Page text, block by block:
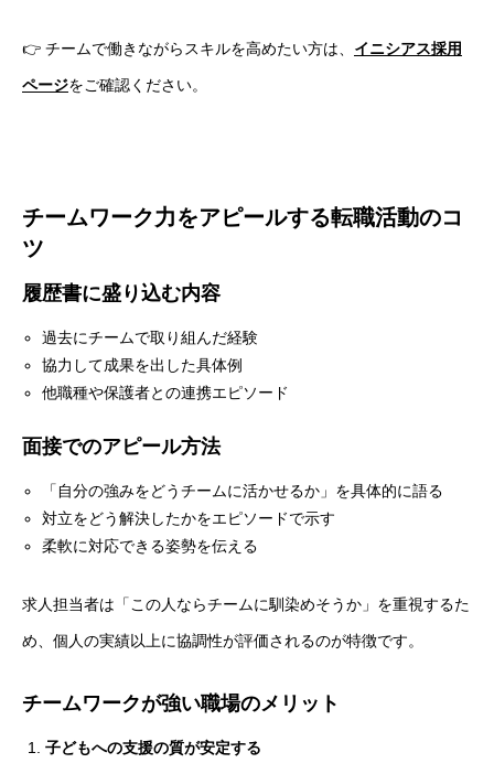
👉 チームで働きながらスキルを高めたい方は、 イニシアス採用
ページをご確認ください。
チームワーク力をアピールする転職活動のコ
ツ
履歴書に盛り込む内容
過去にチームで取り組んだ経験
協力して成果を出した具体例
他職種や保護者との連携エピソード
面接でのアピール方法
「自分の強みをどうチームに活かせるか」を具体的に語る
対立をどう解決したかをエピソードで示す
柔軟に対応できる姿勢を伝える
求人担当者は「この人ならチームに馴染めそうか」を重視するた
め、個人の実績以上に協調性が評価されるのが特徴です。
チームワークが強い職場のメリット
子どもへの支援の質が安定する